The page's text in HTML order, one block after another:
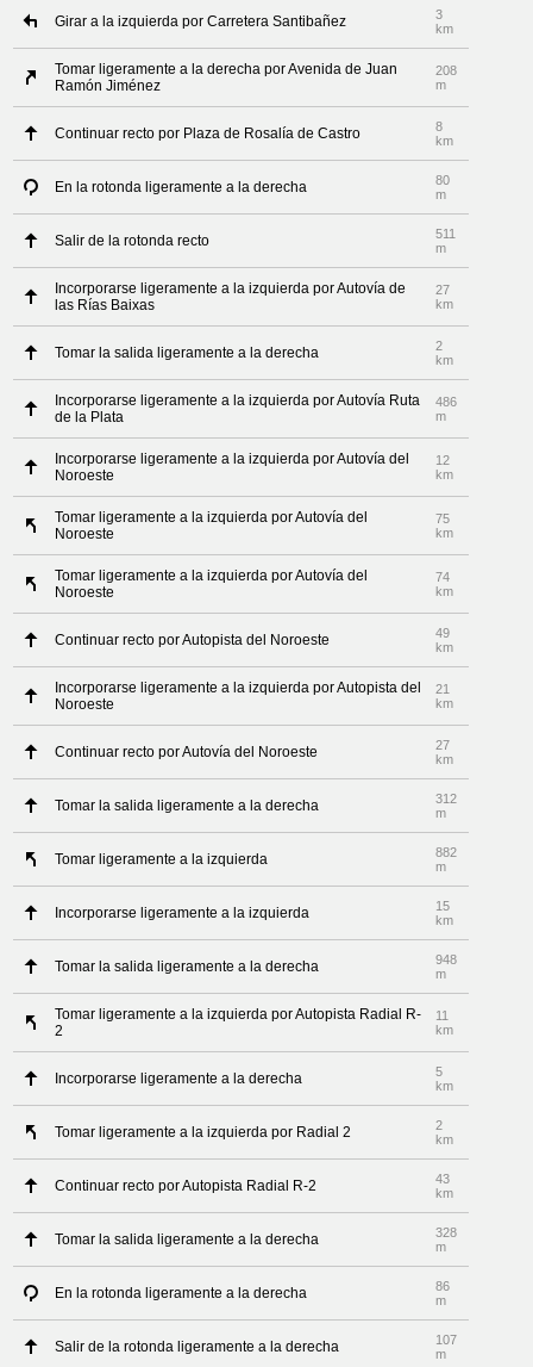
Girar a la izquierda por Carretera Santibañez
3
km
Tomar ligeramente a la derecha por Avenida de Juan
Ramón Jiménez
208
m
Continuar recto por Plaza de Rosalía de Castro
8
km
En la rotonda ligeramente a la derecha
80
m
Salir de la rotonda recto
511
m
Incorporarse ligeramente a la izquierda por Autovía de
las Rías Baixas
27
km
Tomar la salida ligeramente a la derecha
2
km
Incorporarse ligeramente a la izquierda por Autovía Ruta
de la Plata
486
m
Incorporarse ligeramente a la izquierda por Autovía del
Noroeste
12
km
Tomar ligeramente a la izquierda por Autovía del
Noroeste
75
km
Tomar ligeramente a la izquierda por Autovía del
Noroeste
74
km
Continuar recto por Autopista del Noroeste
49
km
Incorporarse ligeramente a la izquierda por Autopista del
Noroeste
21
km
Continuar recto por Autovía del Noroeste
27
km
Tomar la salida ligeramente a la derecha
312
m
Tomar ligeramente a la izquierda
882
m
Incorporarse ligeramente a la izquierda
15
km
Tomar la salida ligeramente a la derecha
948
m
Tomar ligeramente a la izquierda por Autopista Radial R-
2
11
km
Incorporarse ligeramente a la derecha
5
km
Tomar ligeramente a la izquierda por Radial 2
2
km
Continuar recto por Autopista Radial R-2
43
km
Tomar la salida ligeramente a la derecha
328
m
En la rotonda ligeramente a la derecha
86
m
Salir de la rotonda ligeramente a la derecha
107
m